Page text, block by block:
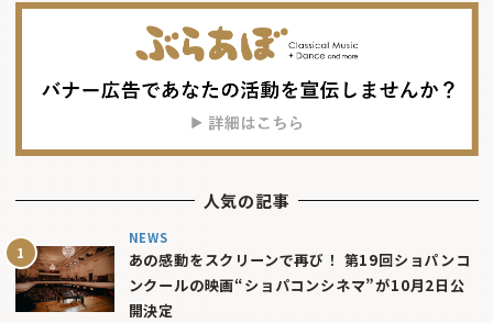
人気の記事
NEWS
あの感動をスクリーンで再び！ 第19回ショパンコ
ンクールの映画“ショパコンシネマ”が10月2日公
開決定